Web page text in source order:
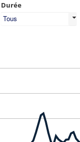
Durée
Tous